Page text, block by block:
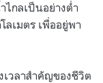
กลเป็นอย่างต่ำ
ลเมตร เพื่ออยู่พา
วลาสำคัญของชีวิต